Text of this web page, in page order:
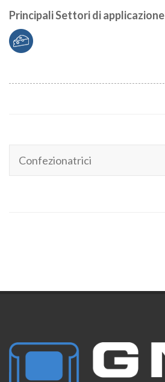
Principali Settori di applicazione
Confezionatrici